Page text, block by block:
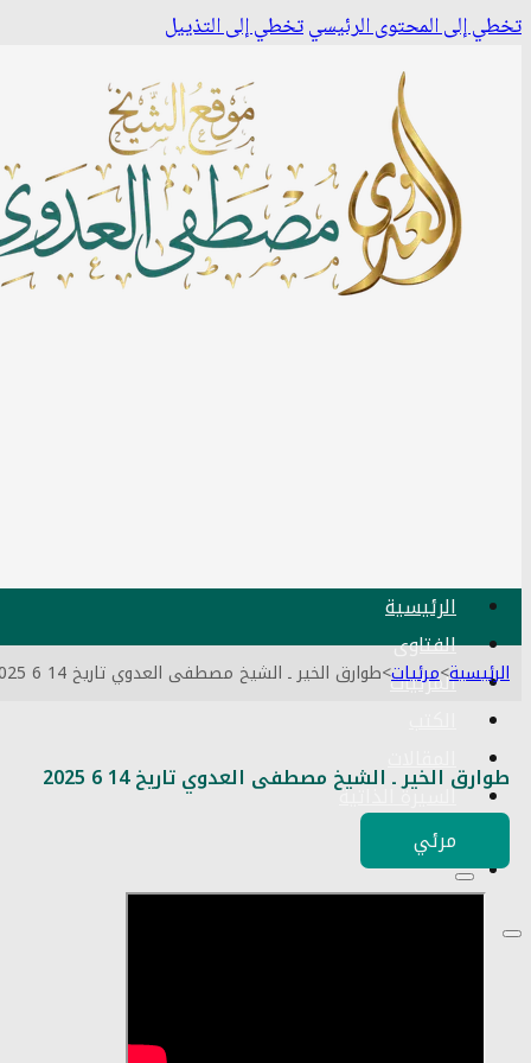
تخطي إلى المحتوى الرئيسيتخطي إلى التذييل
الرئيسية
الفتاوى
المرئيات
السيرة الذاتية
اتصل بنا
الرئيسية>مرئيات>طوارق الخير ـ الشيخ مصطفى العدوي تاريخ 14 6 2025
طوارق الخير ـ الشيخ مصطفى العدوي تاريخ 14 6 2025
مرئي